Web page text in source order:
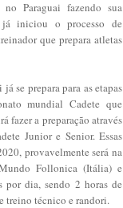
Paraguai fazendo sua
já iniciou o processo de
que prepara atletas
se prepara para as etapas
mundial Cadete que
fazer a preparação através
Junior e Senior. Essas
provavelmente será na
Follonica (Itália) e
dia, sendo 2 horas de
treino técnico e randori.